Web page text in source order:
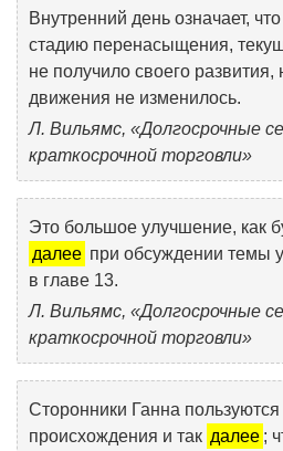
Внутренний день означает,
стадию перенасыщения,
не получило своего
движения не изменилось.
Л. Вильямс, «Долгосрочные
краткосрочной торговли»
Это большое улучшение, как
далее при обсуждении темы
в главе 13.
Л. Вильямс, «Долгосрочные
краткосрочной торговли»
Сторонники Ганна
происхождения и так далее ;